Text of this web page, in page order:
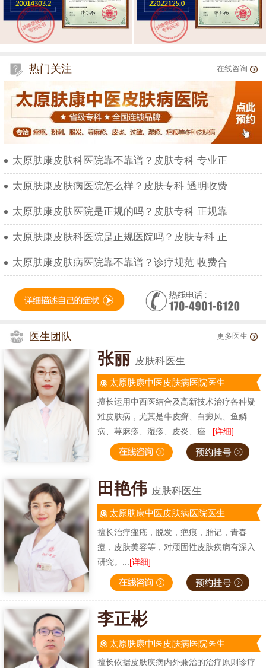
热门关注 在线咨询
太原肤康皮肤科医院靠不靠谱？皮肤专科 专业正
太原肤康皮肤病医院怎么样？皮肤专科 透明收费
太原肤康皮肤医院是正规的吗？皮肤专科 正规靠
太原肤康皮肤科医院是正规医院吗？皮肤专科 正
太原肤康皮肤病医院靠不靠谱？诊疗规范 收费合
医生团队 更多医生
张丽 皮肤科医生
太原肤康中医皮肤病医院医生
擅长运用中西医结合及高新技术治疗各种疑
难皮肤病，尤其是牛皮癣、白癜风、鱼鳞
病、荨麻疹、湿疹、皮炎、痤... [详细]
田艳伟 皮肤科医生
太原肤康中医皮肤病医院医生
擅长治疗痤疮，脱发，疤痕，胎记，青春
痘，皮肤美容等，对顽固性皮肤疾病有深入
研究。... [详细]
李正彬
太原肤康中医皮肤病医院医生
擅长依据皮肤疾病内外兼治的治疗原则诊疗